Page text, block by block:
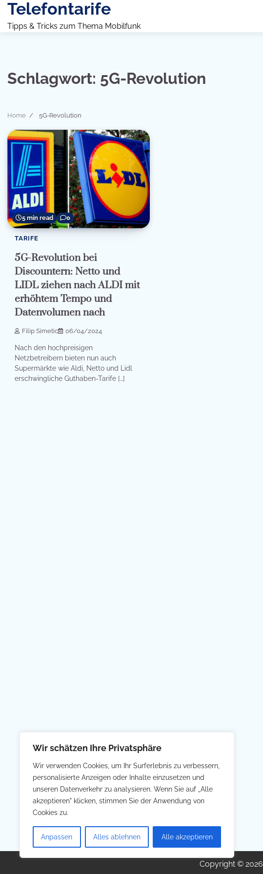
Wir schätzen Ihre Privatsphäre
Wir verwenden Cookies, um Ihr Surferlebnis zu verbessern,
personalisierte Anzeigen oder Inhalte einzusetzen und
unseren Datenverkehr zu analysieren. Wenn Sie auf „Alle
akzeptieren" klicken, stimmen Sie der Anwendung von
Cookies zu.
Anpassen Alles ablehnen Alle akzeptieren
Skip
content
Telefontarife
Tipps & Tricks zum Thema Mobilfunk
Schlagwort: 5G-Revolution
Home 5G-Revolution
5 min read 0
TARIFE
5G-Revolution bei
Discountern: Netto und
LIDL ziehen nach ALDI mit
erhöhtem Tempo und
Datenvolumen nach
Filip Simetic 06/04/2024
Nach den hochpreisigen
Netzbetreibern bieten nun auch
Supermärkte wie Aldi, Netto und Lidl
erschwingliche Guthaben-Tarife […]
Copyright © 2026